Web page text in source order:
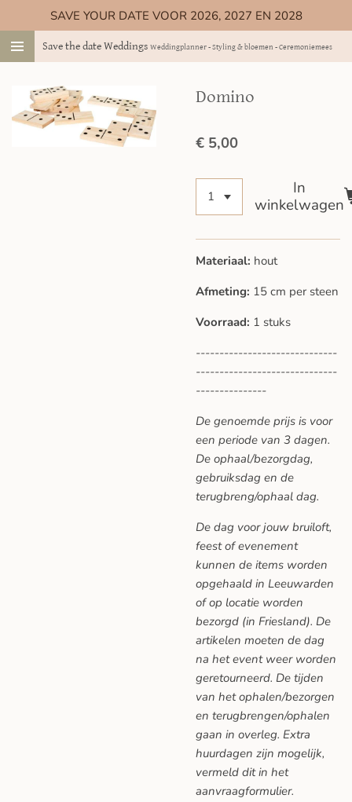
direct
naar
hoofdinhoud
Save the date Weddings Weddingplanner - Styling & bloemen - Ceremoniemeester
SAVE YOUR DATE VOOR 2026, 2027 EN 2028
Domino
€ 5,00
In
winkelwagen
Materiaal: hout
Afmeting: 15 cm per steen
Voorraad: 1 stuks
------------------------------
------------------------------
---------------
De genoemde prijs is voor
een periode van 3 dagen.
De ophaal/bezorgdag,
gebruiksdag en de
terugbreng/ophaal dag.
De dag voor jouw bruiloft,
feest of evenement
kunnen de items worden
opgehaald in Leeuwarden
of op locatie worden
bezorgd (in Friesland). De
artikelen moeten de dag
na het event weer worden
geretourneerd. De tijden
van het ophalen/bezorgen
en terugbrengen/ophalen
gaan in overleg. Extra
huurdagen zijn mogelijk,
vermeld dit in het
aanvraagformulier.